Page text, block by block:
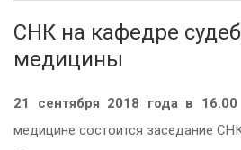
СНК на кафедре
медицины
21 сентября 2018 года в 16.00
медицине состоится заседание